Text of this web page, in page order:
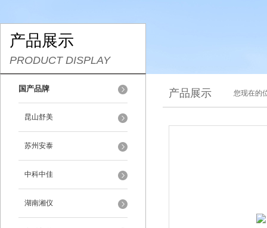
产品展示
PRODUCT DISPLAY
国产品牌
昆山舒美
苏州安泰
中科中佳
湖南湘仪
产品展示 您现在的